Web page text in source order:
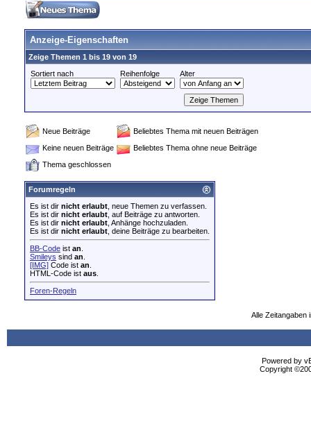
Anzeige-Eigenschaften
Zeige Themen 1 bis 19 von 19
Sortiert nach
Reihenfolge Alter
Neue Beiträge
Beliebtes Thema mit neuen Beiträgen
Keine neuen Beiträge
Beliebtes Thema ohne neue Beiträge
Thema geschlossen
Forumregeln
Es ist dir nicht erlaubt , neue Themen zu verfassen.
Es ist dir nicht erlaubt , auf Beiträge zu antworten.
Es ist dir nicht erlaubt , Anhänge hochzuladen.
Es ist dir nicht erlaubt , deine Beiträge zu bearbeiten.
BB-Code ist an
Smileys sind an
[IMG] Code ist an
HTML-Code ist aus
Foren-Regeln
Alle Zeitangaben
Powered by
Copyright